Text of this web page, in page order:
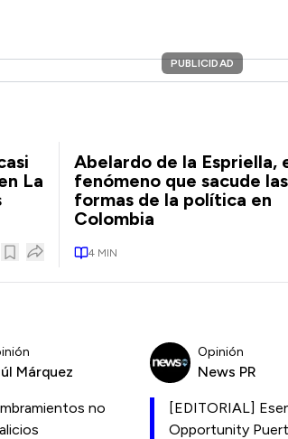
PUBLICIDAD
La
Abelardo de la Espriella,
fenómeno que sacude las
formas de la política en
Colombia
4MIN
Márquez
no
Opinión
News PR
[EDITORIAL]
Opportunity